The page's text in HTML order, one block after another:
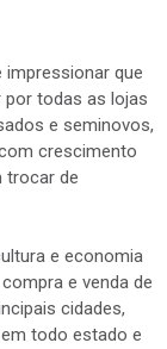
impressionar que
todas as lojas
e seminovos,
crescimento
trocar de
e economia
e venda de
cidades,
todo estado e